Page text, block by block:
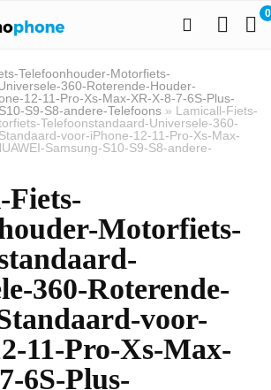
0
Telefoonhouder-Motorfiets-
360-Roterende-Houder-
12-11-Pro-Xs-Max-XR-X-8-7-6S-Plus-
S9-S8-andere-Telefoons » Lamicall-Fiets-
Telefoonstandaard-Universele-360-
voor-iPhone-12-11-Pro-Xs-Max-
Samsung-S10-S9-S8-andere-
Motorfiets-
360-Roterende-
voor-
11-Pro-Xs-Max-
6S-Plus-